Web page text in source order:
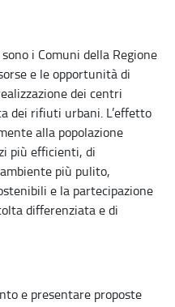
i Comuni della Regione
e le opportunità di
dei centri
dei rifiuti urbani. L’effetto
alla popolazione
più efficienti, di
più pulito,
e la partecipazione
differenziata e di
e presentare proposte